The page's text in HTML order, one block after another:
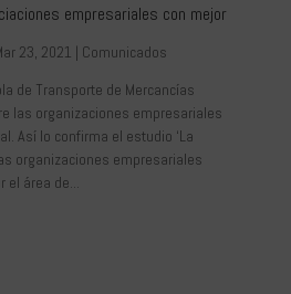
empresariales con mejor
23, 2021 | Comunicados
de Transporte de Mercancías
las organizaciones empresariales
Así lo confirma el estudio ‘La
organizaciones empresariales
el área de...